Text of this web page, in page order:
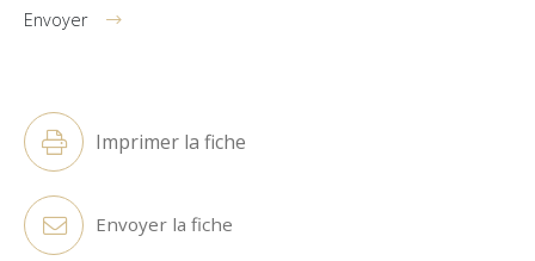
Envoyer
Imprimer la fiche
Envoyer la fiche